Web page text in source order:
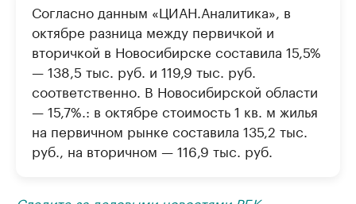
Согласно данным «ЦИАН.Аналитика», в
октябре разница между первичкой и
вторичкой в Новосибирске составила 15,5%
— 138,5 тыс. руб. и 119,9 тыс. руб.
соответственно. В Новосибирской области
— 15,7%.: в октябре стоимость 1 кв. м жилья
на первичном рынке составила 135,2 тыс.
руб., на вторичном — 116,9 тыс. руб.